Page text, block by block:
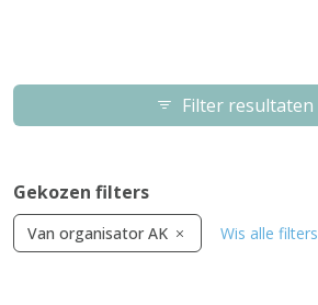
Filter resultaten
Gekozen filters
Van organisator AK Wis alle filters